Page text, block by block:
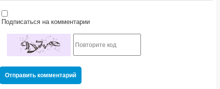
на комментарии
Отправить комментарий